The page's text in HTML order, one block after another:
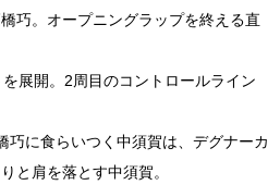
巧。オープニングラップを終える直
展開。2周目のコントロールライン
巧に食らいつく中須賀は、デグナーカ
と肩を落とす中須賀。